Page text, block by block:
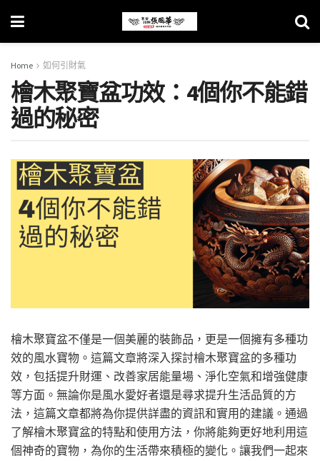
Home 如何引財氣
檜木聚寶盆功效：4個你不能錯
過的秘密
檜木聚寶盆不僅是一個美麗的裝飾品，更是一個擁有多種功
效的風水寶物。這篇文章將深入探討檜木聚寶盆的多種功
效，包括提升財運、改善家居能量場、淨化空氣和增強健康
等方面。無論你是風水愛好者還是尋求提升生活品質的方
法，這篇文章都將為你提供詳盡的資訊和實用的建議。通過
了解檜木聚寶盆的特點和使用方法，你將能夠更好地利用這
個神奇的寶物，為你的生活帶來積極的變化。讓我們一起來